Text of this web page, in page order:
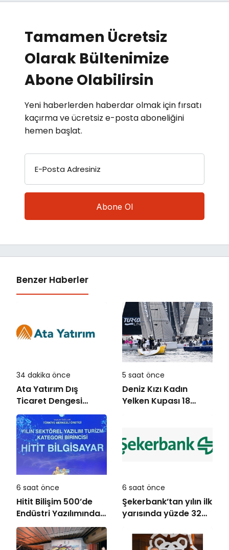
Tamamen Ücretsiz
Olarak Bültenimize
Abone Olabilirsin
Yeni haberlerden haberdar olmak için fırsatı
kaçırma ve ücretsiz e-posta aboneliğini
hemen başlat.
E-Posta Adresiniz
Benzer Haberler
34 dakika önce
Ata Yatırım Dış
Ticaret Dengesi
Analiz Raporunu
Yayımladı
5 saat önce
Deniz Kızı Kadın
Yelken Kupası 18
6 saat önce
Hitit Bilişim 500’de
Endüstri Yazılımında
Birinci Sırada
6 saat önce
Şekerbank’tan yılın ilk
yarısında yüzde 32